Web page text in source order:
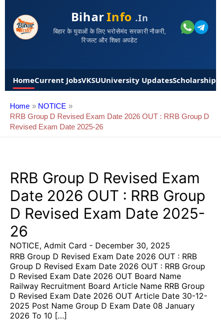
BiharInfo .in
बिहार के युवाओं के लिए भरोसेमंद सरकारी नौकरी,
रिजल्ट और शिक्षा अपडेट
HomeCurrent JobsVKSUUniversity UpdatesScholarships
Home
NOTICE
RRB Group D Revised Exam Date 2026 OUT : RRB Group D
Revised Exam Date 2025-26
RRB Group D Revised Exam
Date 2026 OUT : RRB Group
D Revised Exam Date 2025-
26
NOTICE, Admit Card - December 30, 2025
RRB Group D Revised Exam Date 2026 OUT : RRB
Group D Revised Exam Date 2026 OUT : RRB Group
D Revised Exam Date 2026 OUT Board Name
Railway Recruitment Board Article Name RRB Group
D Revised Exam Date 2026 OUT Article Date 30-12-
2025 Post Name Group D Exam Date 08 January
2026 To 10 […]